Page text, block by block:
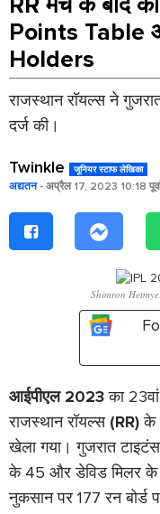
Points Table
Holders
राजस्थान रॉयल्स ने
दर्ज की।
Twinkle जूनियर स्टाफ लेखिका
अद्यतन- अप्रैल 17, 2023 10:18
Shimron
आईपीएल 2023का
राजस्थान रॉयल्स (RR)के
खेला गया। गुजरात
के 45 और डेविड मिलर के
नुकसान पर 177 रन बोर्ड